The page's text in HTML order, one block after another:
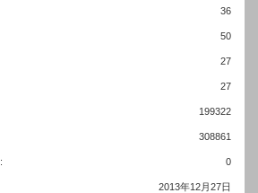
36
50
27
27
199322
308861
0
2013年12月27日